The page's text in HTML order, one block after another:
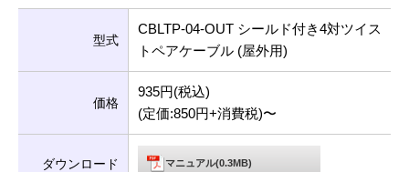
型式
CBLTP-04-OUT シールド付き4対ツイス
トペアケーブル (屋外用)
価格
935円(税込)
(定価:850円+消費税)〜
ダウンロード マニュアル(0.3MB)